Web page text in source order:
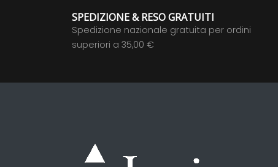
SPEDIZIONE & RESO GRATUITI
Spedizione nazionale gratuita per ordini
superiori a 35,00 €